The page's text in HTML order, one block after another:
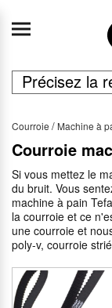
Courroie Machine à
Courroie
Si vous mettez le
du bruit. Vous
machine à pain
la courroie et ce
une courroie et
poly-v, courroie